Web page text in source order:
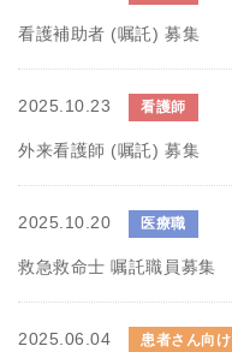
看護補助者 (嘱託) 募集
2025.10.23 看護師
外来看護師 (嘱託) 募集
2025.10.20 医療職
救急救命士 嘱託職員募集
2025.06.04 患者さん向け